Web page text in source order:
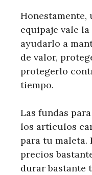
Honestamente,
equipaje vale
ayudarlo a
de valor,
protegerlo
tiempo.
Las fundas
los artículos
para tu maleta.
precios
durar bastante